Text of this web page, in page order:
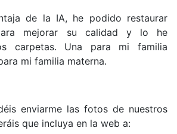
de la IA, he podido restaurar
mejorar su calidad y lo he
carpetas. Una para mi familia
mi familia materna.
enviarme las fotos de nuestros
que incluya en la web a: